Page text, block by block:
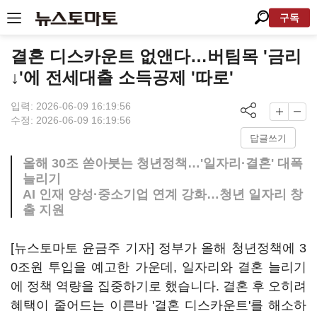
구독
결혼 디스카운트 없앤다…버팀목 '금리
↓'에 전세대출 소득공제 '따로'
입력: 2026-06-09 16:19:56
수정: 2026-06-09 16:19:56
답글쓰기
올해 30조 쏟아붓는 청년정책…'일자리·결혼' 대폭
늘리기
AI 인재 양성·중소기업 연계 강화…청년 일자리 창
출 지원
[뉴스토마토 윤금주 기자] 정부가 올해 청년정책에 3
0조원 투입을 예고한 가운데, 일자리와 결혼 늘리기
에 정책 역량을 집중하기로 했습니다. 결혼 후 오히려
혜택이 줄어드는 이른바 '결혼 디스카운트'를 해소하